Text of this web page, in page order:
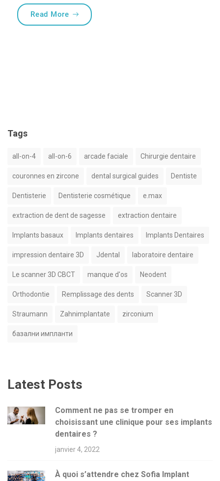
Read More« Pourquoi un laboratoire dentaire
Tags
all-on-4 all-on-6 arcade faciale Chirurgie dentaire
couronnes en zircone dental surgical guides Dentiste
Dentisterie Dentisterie cosmétique e.max
extraction de dent de sagesse extraction dentaire
Implants basaux Implants dentaires Implants Dentaires
impression dentaire 3D Jdental laboratoire dentaire
Le scanner 3D CBCT manque d'os Neodent
Orthodontie Remplissage des dents Scanner 3D
Straumann Zahnimplantate zirconium
базални импланти
Latest Posts
Comment ne pas se tromper en
choisissant une clinique pour ses implants
dentaires ?
janvier 4, 2022
À quoi s’attendre chez Sofia Implant